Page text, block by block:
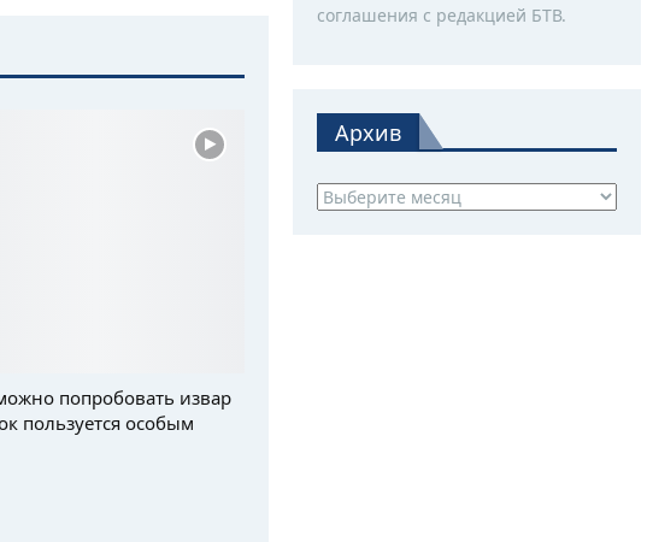
попробовать извар
пользуется особым
соглашения с редакцией БТВ.
Архив
Архив